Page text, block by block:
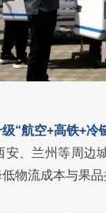
“航空+高铁+冷
安、兰州等周边
物流成本与果